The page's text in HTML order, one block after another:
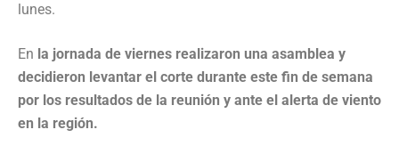
lunes.
En la jornada de viernes realizaron una asamblea y
decidieron levantar el corte durante este fin de semana
por los resultados de la reunión y ante el alerta de viento
en la región.